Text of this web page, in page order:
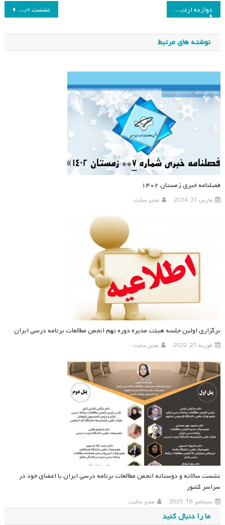
راهبری
نوشته
نشست «بررسی مضامین پژوهشی، آموزشی، حرفه‌ای و شخصی شرکت در بزرگترین کنفرانس بین‌المللی تحقیقات آموزشی (AERA 2023)» دوازده اردیبهشت روز معلم، گرامی باد
نوشته های مرتبط
فصلنامه خبری زمستان ۱۴۰۲
مارس 31, 2024 مدیر سایت
برگزاری اولین جلسه هیئت مدیره دوره نهم انجمن مطالعات برنامه درسی ایران
فوریه 21, 2022 مدیر سایت
نشست سالانه و دوستانه انجمن مطالعات برنامه درسی ایران با اعضای خود در
سراسر کشور
سپتامبر 16, 2025 مدیر سایت
ما را دنبال کنید